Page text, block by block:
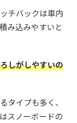
チバックは車内
み込みやすいと
しがしやすいの
タイプも多く、
スノーボードの